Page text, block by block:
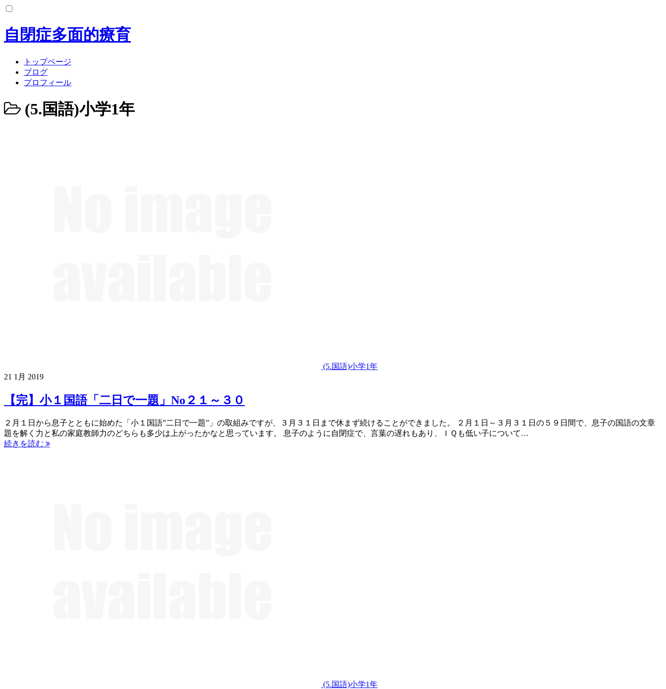
コ
テ
ン
プ
自閉症多面的療育
トップページ
ブログ
プロフィール
(5.国語)小学1年
(5.国語)小学1年
21 1月 2019
【完】小１国語「二日で一題」No２１～３０
２月１日から息子とともに始めた「小１国語”二日で一題”」の取組みですが、３月３１日まで休まず続けることができました。 ２月１日～３月３１日の５９日間で、息子の国語の文章
題を解く力と私の家庭教師力のどちらも多少は上がったかなと思っています。 息子のように自閉症で、言葉の遅れもあり、ＩＱも低い子について…
続きを読む
(5.国語)小学1年